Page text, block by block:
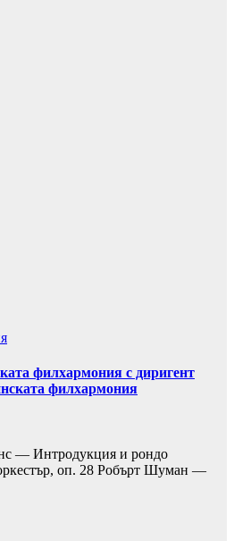
филхармония с диригент
филхармония
— Интродукция и рондо
оп. 28 Робърт Шуман —